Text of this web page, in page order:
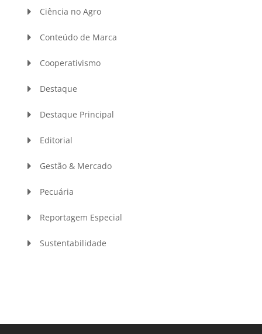
Ciência no Agro
Conteúdo de Marca
Cooperativismo
Destaque
Destaque Principal
Editorial
Gestão & Mercado
Pecuária
Reportagem Especial
Sustentabilidade